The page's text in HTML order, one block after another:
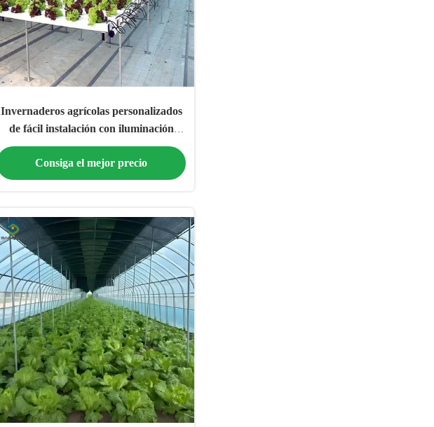
Invernaderos agrícolas personalizados
de fácil instalación con iluminación
LED
Consiga el mejor precio